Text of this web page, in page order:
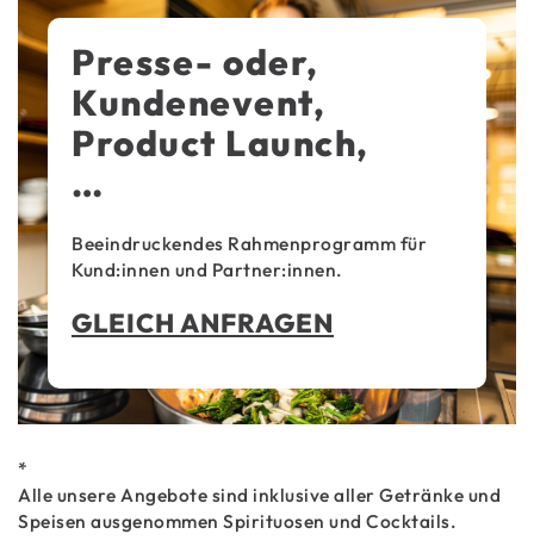
Presse- oder,
Kundenevent,
Product Launch,
…
Beeindruckendes Rahmenprogramm für
Kund:innen und Partner:innen.
GLEICH ANFRAGEN
*
Alle unsere Angebote sind inklusive aller Getränke und
Speisen ausgenommen Spirituosen und Cocktails.